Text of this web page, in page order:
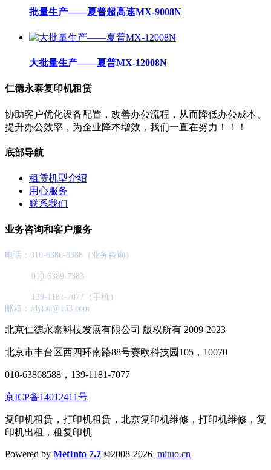
批量生产——夏普超高速MX-9008N
大批量生产——夏普MX-12008N
仁德永泰复印机租赁
协助客户优化设备配置，改善办公流程，从而降低办公成本、
提升办公效率，为企业降本增效，我们一直在努力！！！
底部导航
租赁机型介绍
用心服务
联系我们
业务咨询和客户服务
电话：010-6386-8588（业务咨询）
010-6389-7383
139-1181-7077（手机）
邮箱：rdytoa@163.com
北京仁德永泰科技发展有限公司 版权所有 2009-2023
北京市丰台区西四环南路88号赛欧科技园105，10070
010-63868588，139-1181-7077
京ICP备14012411号
复印机租赁，打印机租赁，北京复印机维修，打印机维修，复
印机出租，租复印机
Powered by MetInfo 7.7 ©2008-2026 mituo.cn